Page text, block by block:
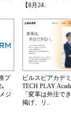
【8月24..
プ
ジ
ビルスピアカデ
TECH PLAY
「変革は外注で
掲げ、リ..